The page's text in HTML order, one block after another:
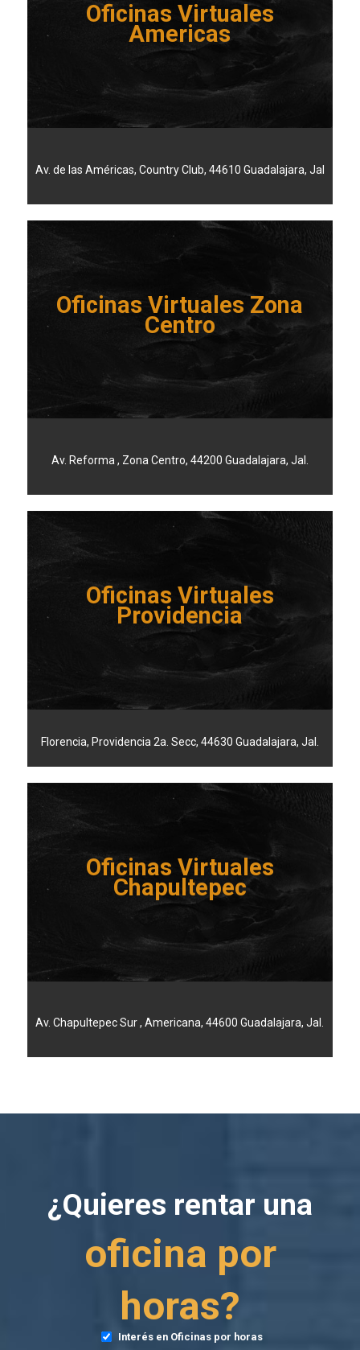
Oficinas Virtuales
Americas
Av. de las Américas, Country Club, 44610 Guadalajara, Jal
Oficinas Virtuales Zona
Centro
Av. Reforma , Zona Centro, 44200 Guadalajara, Jal.
Oficinas Virtuales
Providencia
Florencia, Providencia 2a. Secc, 44630 Guadalajara, Jal.
Oficinas Virtuales
Chapultepec
Av. Chapultepec Sur , Americana, 44600 Guadalajara, Jal.
¿Quieres rentar una
oficina por
horas?
Interés en Oficinas por horas